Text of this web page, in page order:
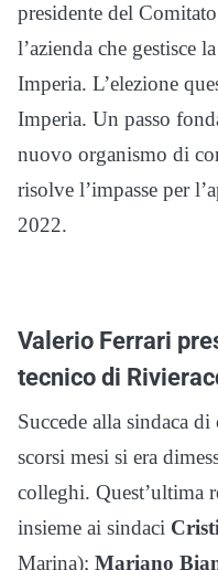
presidente del
l’azienda che gestisce
Imperia. L’elezione
Imperia. Un passo
nuovo organismo di
risolve l’impasse per
2022.
Valerio Ferrari
tecnico di
Succede alla sindaca di
scorsi mesi si era
colleghi. Quest’ultima
insieme ai sindaci
Marina); Mariano